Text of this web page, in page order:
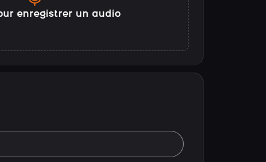
enregistrer un audio